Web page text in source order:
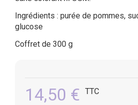
Ingrédients : purée de pommes,
glucose
Coffret de 300 g
14,50 € TTC